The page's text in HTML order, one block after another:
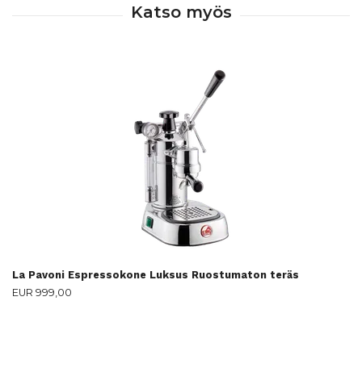
La Pavoni Espressokone Luksus Ruostumaton teräs
EUR 999,00